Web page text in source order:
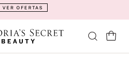
VER OFERTAS